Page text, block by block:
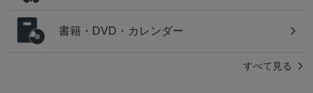
書籍・DVD・カレンダー
すべて見る